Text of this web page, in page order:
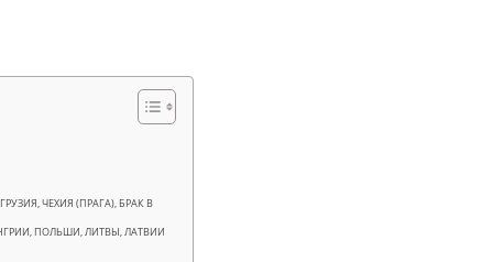
ЧЕХИЯ (ПРАГА), БРАК В
ПОЛЬШИ, ЛИТВЫ, ЛАТВИИ